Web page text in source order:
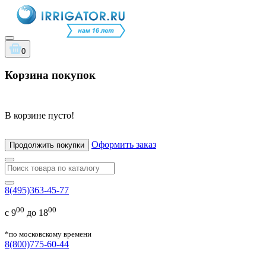
0
Корзина покупок
В корзине пусто!
Продолжить покупки Оформить заказ
8(495)363-45-77
с 900 до 1800
*по московскому времени
8(800)775-60-44